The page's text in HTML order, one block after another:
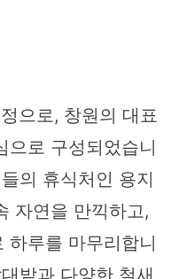
으로, 창원의 대표
으로 구성되었습니
의 휴식처인 용지
자연을 만끽하고,
하루를 마무리합니
밭과 다양한 철새